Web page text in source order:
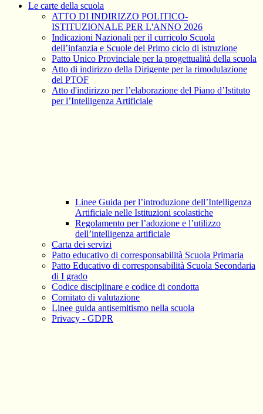
Le carte della scuola
ATTO DI INDIRIZZO POLITICO-
ISTITUZIONALE PER L'ANNO 2026
Indicazioni Nazionali per il curricolo Scuola
dell’infanzia e Scuole del Primo ciclo di istruzione
Patto Unico Provinciale per la progettualità della scuola
Atto di indirizzo della Dirigente per la rimodulazione
del PTOF
Atto d'indirizzo per l’elaborazione del Piano d’Istituto
per l’Intelligenza Artificiale
Linee Guida per l’introduzione dell’Intelligenza
Artificiale nelle Istituzioni scolastiche
Regolamento per l’adozione e l’utilizzo
dell’intelligenza artificiale
Carta dei servizi
Patto educativo di corresponsabilità Scuola Primaria
Patto Educativo di corresponsabilità Scuola Secondaria
di I grado
Codice disciplinare e codice di condotta
Comitato di valutazione
Linee guida antisemitismo nella scuola
Privacy - GDPR